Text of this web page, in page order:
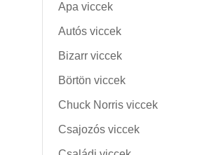
Apa viccek
Autós viccek
Bizarr viccek
Börtön viccek
Chuck Norris viccek
Csajozós viccek